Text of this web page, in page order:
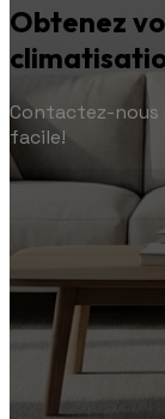
Obtenez
Contactez-nous
facile!